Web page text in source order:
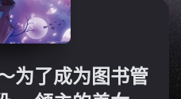
为了成为图书管